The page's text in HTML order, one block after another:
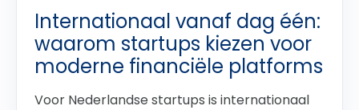
Internationaal vanaf dag één:
waarom startups kiezen voor
moderne financiële platforms
Voor Nederlandse startups is internationaal